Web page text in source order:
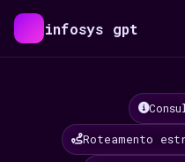
infosys gpt
Roteamento